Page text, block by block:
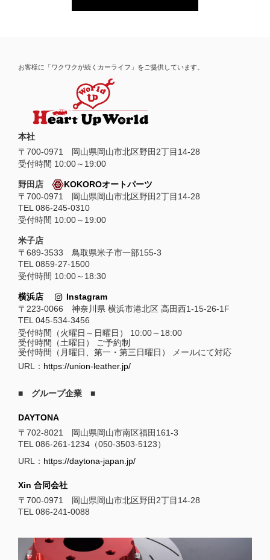
お客様に「ワクワクが続くカーライフ」をご提供しています。
本社
〒 700-0971 岡山県岡山市北区野田2丁目14-28
受付時間 10:00～19:00
野田店
KOKOROオートパーツ
〒700-0971 岡山県岡山市北区野田2丁目14-28
TEL 086-245-0310
受付時間 10:00～19:00
米子店
〒689-3533 鳥取県米子市一部155-3
TEL 0859-27-1500
受付時間 10:00～18:30
横浜店
Instagram
〒223-0066 神奈川県 横浜市港北区 高田西1-15-26-1F
TEL 045-534-3456
受付時間（火曜日～日曜日） 10:00～18:00
受付時間（土曜日） ご予約制
受付時間（月曜日、第一・第三日曜日） メールにて対応
URL： https://union-leather.jp/
■ グループ企業 ■
DAYTONA
〒702-8021 岡山県岡山市南区福田161-3
TEL 086-261-1234（050-3503-5123）
URL： https://daytona-japan.jp/
Xin 合同会社
〒700-0971 岡山県岡山市北区野田2丁目14-28
TEL 086-241-0088